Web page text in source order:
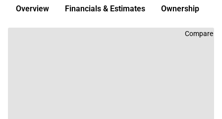
Overview Financials & Estimates Ownership
Compare